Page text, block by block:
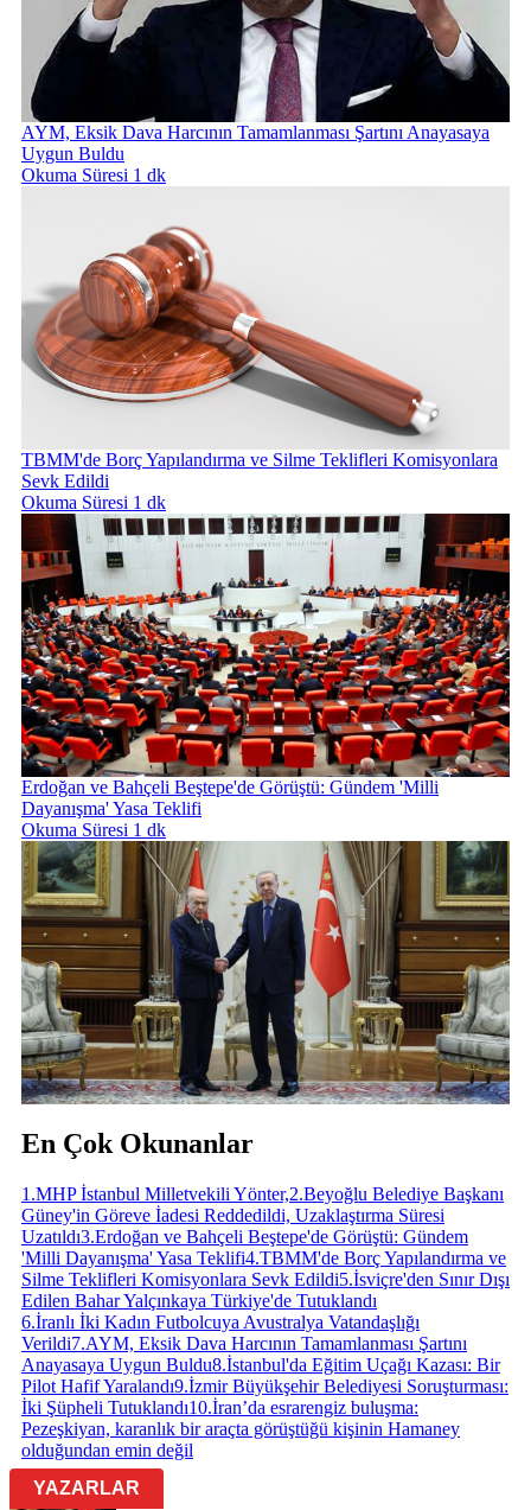
AYM, Eksik Dava Harcının Tamamlanması Şartını Anayasaya
Uygun Buldu
Okuma Süresi 1 dk
TBMM'de Borç Yapılandırma ve Silme Teklifleri Komisyonlara
Sevk Edildi
Okuma Süresi 1 dk
Erdoğan ve Bahçeli Beştepe'de Görüştü: Gündem 'Milli
Dayanışma' Yasa Teklifi
Okuma Süresi 1 dk
En Çok Okunanlar
1 .MHP İstanbul Milletvekili Yönter,2.Beyoğlu Belediye Başkanı
Güney'in Göreve İadesi Reddedildi, Uzaklaştırma Süresi
Uzatıldı3.Erdoğan ve Bahçeli Beştepe'de Görüştü: Gündem
'Milli Dayanışma' Yasa Teklifi4.TBMM'de Borç Yapılandırma ve
Silme Teklifleri Komisyonlara Sevk Edildi5.İsviçre'den Sınır Dışı
Edilen Bahar Yalçınkaya Türkiye'de Tutuklandı
6.İranlı İki Kadın Futbolcuya Avustralya Vatandaşlığı
Verildi7.AYM, Eksik Dava Harcının Tamamlanması Şartını
Anayasaya Uygun Buldu8.İstanbul'da Eğitim Uçağı Kazası: Bir
Pilot Hafif Yaralandı9.İzmir Büyükşehir Belediyesi Soruşturması:
İki Şüpheli Tutuklandı10.İran’da esrarengiz buluşma:
Pezeşkiyan, karanlık bir araçta görüştüğü kişinin Hamaney
olduğundan emin değil
YAZARLAR